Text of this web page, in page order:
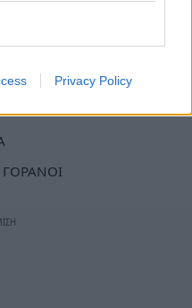
Privacy Policy
στο Google News και
ΓΟΡΑΝΟΙ